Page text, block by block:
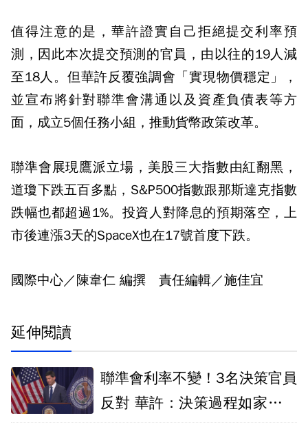
值得注意的是，華許證實自己拒絕提交利率預
測，因此本次提交預測的官員，由以往的19人減
至18人。但華許反覆強調會「實現物價穩定」，
並宣布將針對聯準會溝通以及資產負債表等方
面，成立5個任務小組，推動貨幣政策改革。
聯準會展現鷹派立場，美股三大指數由紅翻黑，
道瓊下跌五百多點，S&P500指數跟那斯達克指數
跌幅也都超過1%。投資人對降息的預期落空，上
市後連漲3天的SpaceX也在17號首度下跌。
國際中心／陳韋仁 編撰 責任編輯／施佳宜
延伸閱讀
聯準會利率不變！3名決策官員
反對 華許：決策過程如家庭吵